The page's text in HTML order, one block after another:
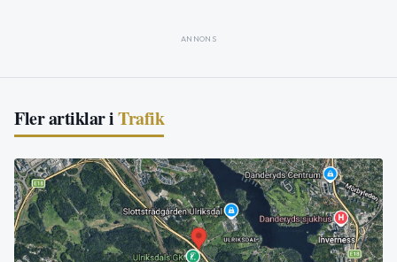
ANNONS
Fler artiklar iTrafik